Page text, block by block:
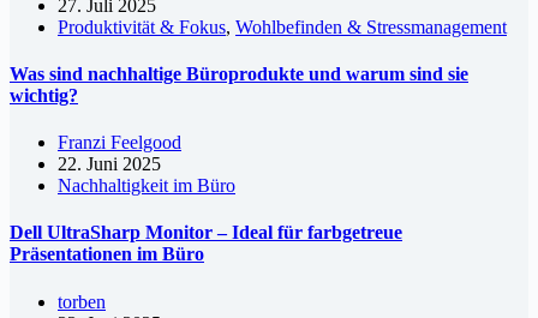
27. Juli 2025
Produktivität & Fokus, Wohlbefinden & Stressmanagement
Was sind nachhaltige Büroprodukte und warum sind sie
wichtig?
Franzi Feelgood
22. Juni 2025
Nachhaltigkeit im Büro
Dell UltraSharp Monitor – Ideal für farbgetreue
Präsentationen im Büro
torben